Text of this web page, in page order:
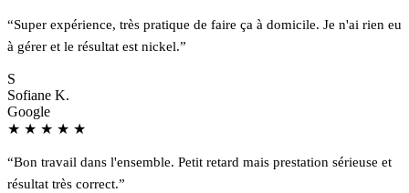
“Super expérience, très pratique de faire ça à domicile. Je n'ai rien eu
à gérer et le résultat est nickel.”
S
Sofiane K.
Google
★ ★ ★ ★ ★
“Bon travail dans l'ensemble. Petit retard mais prestation sérieuse et
résultat très correct.”